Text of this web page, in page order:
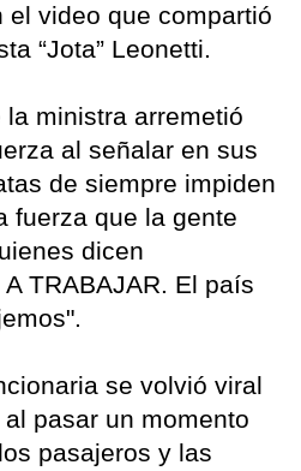
el video que compartió
“Jota” Leonetti.
ministra arremetió
al señalar en sus
de siempre impiden
fuerza que la gente
dicen
TRABAJAR. El país
se volvió viral
pasar un momento
pasajeros y las